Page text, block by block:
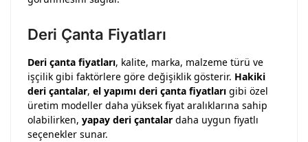
Deri Çanta Fiyatları
Deri çanta fiyatları, kalite, marka, malzeme türü ve
işçilik gibi faktörlere göre değişiklik gösterir. Hakiki
deri çantalar, el yapımı deri çanta fiyatları gibi özel
üretim modeller daha yüksek fiyat aralıklarına sahip
olabilirken, yapay deri çantalar daha uygun fiyatlı
seçenekler sunar.